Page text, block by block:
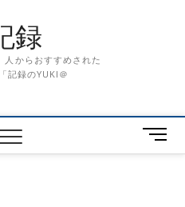
録
人からおすすめされた
記録のYUKI＠
メ
ニ